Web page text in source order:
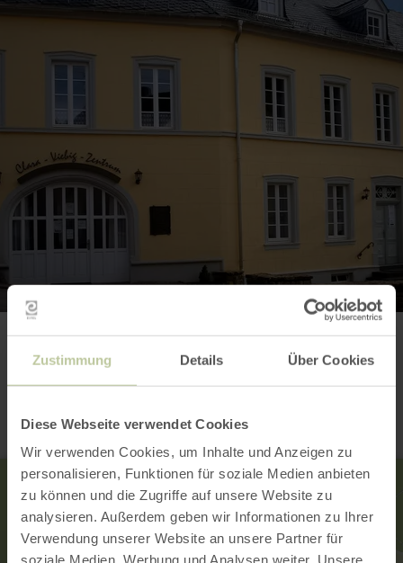
Zustimmung Details Über Cookies
Diese Webseite verwendet Cookies
Wir verwenden Cookies, um Inhalte und Anzeigen zu
personalisieren, Funktionen für soziale Medien anbieten
zu können und die Zugriffe auf unsere Website zu
analysieren. Außerdem geben wir Informationen zu Ihrer
Verwendung unserer Website an unsere Partner für
soziale Medien, Werbung und Analysen weiter. Unsere
Kontakt